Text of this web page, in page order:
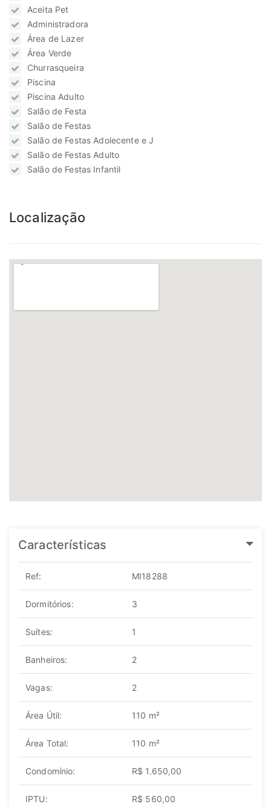
Aceita Pet
Administradora
Área de Lazer
Área Verde
Churrasqueira
Piscina
Piscina Adulto
Salão de Festa
Salão de Festas
Salão de Festas Adolecente e J
Salão de Festas Adulto
Salão de Festas Infantil
Localização
Características
Ref: MI18288
Dormitórios: 3
Suítes: 1
Banheiros: 2
Vagas: 2
Área Útil: 110 m²
Área Total: 110 m²
Condomínio: R$ 1.650,00
IPTU: R$ 560,00